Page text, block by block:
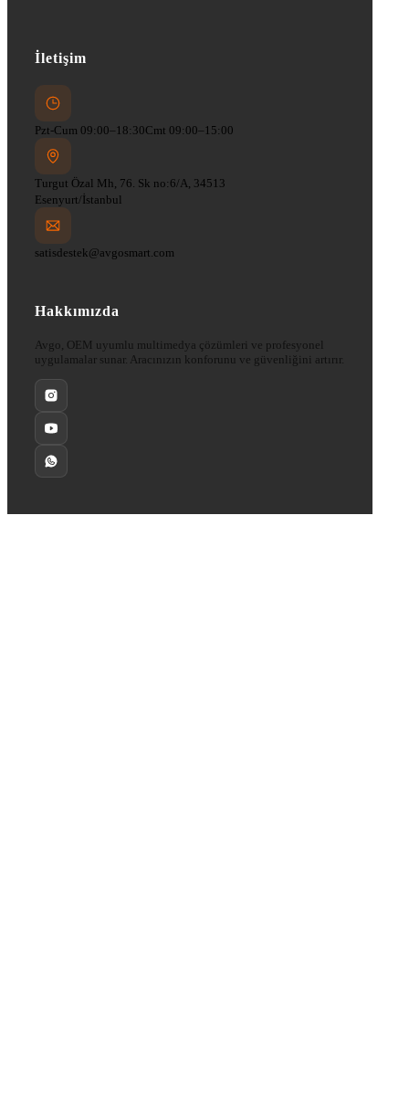
İletişim
Pzt-Cum 09:00–18:30Cmt 09:00–15:00
Turgut Özal Mh, 76. Sk no:6/A, 34513
Esenyurt/İstanbul
satisdestek@avgosmart.com
Hakkımızda
Avgo, OEM uyumlu multimedya çözümleri ve profesyonel
uygulamalar sunar. Aracınızın konforunu ve güvenliğini artırır.